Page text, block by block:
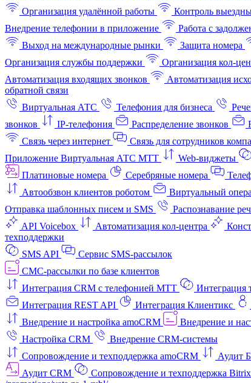
Организация удалённой работы
Контроль
Внедрение телефонии в приложение
Работа с
Выход на международные рынки
Защита номера
Организация службы поддержки
Организация кол-
Автоматизация входящих звонков
Автоматизация
обратной связи
Виртуальная АТС
Телефония для бизнеса
звонков
IP-телефония Распределение звонков
Связь через интернет
Связь для сотрудников
Приложение Виртуальная АТС МТТ
Web-виджеты
Платиновые номера
Серебряные номера
Автообзвон клиентов роботом
Виртуальный
Отправка шаблонных писем и SMS
Распознавание
API Voicebox
Автоматизация кол‑центра
техподдержки
SMS API
Сервис SMS-рассылок
СМС-рассылки по базе клиентов
Интеграция CRM с телефонией МТТ
Интеграция
Интеграция REST API
Интеграция Клиентикс
Внедрение и настройка amoCRM
Внедрение и
Настройка CRM
Внедрение CRM-системы
Сопровождение и техподдержка amoCRM
Аудит
Аудит CRM
Сопровождение и техподдержка